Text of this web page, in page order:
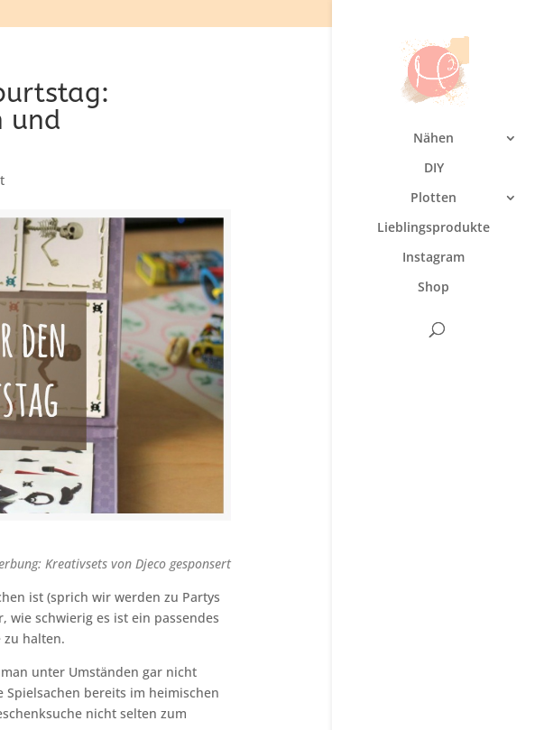
Nähen
DIY
Plotten
Lieblingsprodukte
Instagram
Shop
und
Kreativsets von Djeco gesponsert
ist (sprich wir werden zu Partys
wie schwierig es ist ein passendes
zu halten.
unter Umständen gar nicht
bereits im heimischen
nicht selten zum